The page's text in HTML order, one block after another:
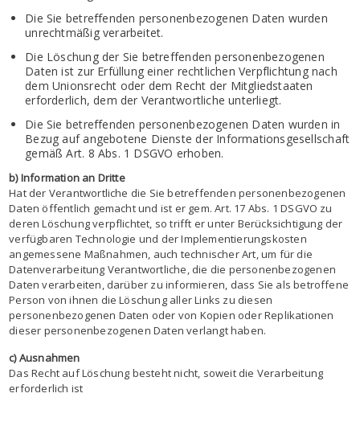
Die Sie betreffenden personenbezogenen Daten wurden
unrechtmäßig verarbeitet.
Die Löschung der Sie betreffenden personenbezogenen
Daten ist zur Erfüllung einer rechtlichen Verpflichtung nach
dem Unionsrecht oder dem Recht der Mitgliedstaaten
erforderlich, dem der Verantwortliche unterliegt.
Die Sie betreffenden personenbezogenen Daten wurden in
Bezug auf angebotene Dienste der Informationsgesellschaft
gemäß Art. 8 Abs. 1 DSGVO erhoben.
b) Information an Dritte
Hat der Verantwortliche die Sie betreffenden personenbezogenen
Daten öffentlich gemacht und ist er gem. Art. 17 Abs. 1 DSGVO zu
deren Löschung verpflichtet, so trifft er unter Berücksichtigung der
verfügbaren Technologie und der Implementierungskosten
angemessene Maßnahmen, auch technischer Art, um für die
Datenverarbeitung Verantwortliche, die die personenbezogenen
Daten verarbeiten, darüber zu informieren, dass Sie als betroffene
Person von ihnen die Löschung aller Links zu diesen
personenbezogenen Daten oder von Kopien oder Replikationen
dieser personenbezogenen Daten verlangt haben.
c) Ausnahmen
Das Recht auf Löschung besteht nicht, soweit die Verarbeitung
erforderlich ist